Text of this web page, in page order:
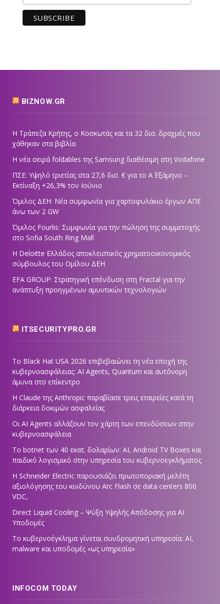
BIZNOW.GR
Η Τράπεζα Κρήτης, ο Κοσκωτάς και τα 32 δισ. δραχμές που
χάθηκαν στα βιβλία
Η νέα σειρά foldables της Samsung διαθέσιμη στη Vodafone
ΠΣΕ: Υψηλό τριετίας στα 27,6 δισ. € για το Α΄ Εξάμηνο –
Εκτίναξη +26,3% τον Ιούνιο
Όμιλος ΔΕΗ: Νέα συμφωνία για χαρτοφυλάκιο έργων ΑΠΕ
άνω των 2 GW
Όμιλος Fourlis: Συμφωνία για την πώληση της συμμετοχής
στο Sofia South Ring Mall
Η Deloitte Ελλάδος αποκλειστικός χρηματοοικονομικός
σύμβουλος του Ομίλου ΔΕΗ
EFA GROUP: Στρατηγική επένδυση στη Fractal για την
ανάπτυξη προηγμένων αμυντικών τεχνολογιών
ITSECURITYPRO.GR
Το Black Hat USA 2026 επιβεβαιώνει τη νέα εποχή της
κυβερνοασφάλειας: AI Agents, Quantum και αυτόνομη
άμυνα στο επίκεντρο
Η Claude της Anthropic παραβίασε τρεις εταιρείες κατά τη
διάρκεια δοκιμών ασφαλείας
Οι AI Agents αλλάζουν τον χάρτη των επενδύσεων στην
κυβερνοασφάλεια
Το botnet των 40 εκατ. δολαρίων: AI, Android TV Boxes και
παιδικό λογισμικό στην υπηρεσία του κυβερνοεγκλήματος
Η Schneider Electric παρουσιάζει πρωτοποριακή μελέτη
αξιολόγησης του κινδύνου Arc Flash σε data centers 800
VDC,
Direct Liquid Cooling – Ψύξη Υψηλής Απόδοσης για AI
Υποδομές
Το κυβερνοέγκλημα γίνεται συνδρομητική υπηρεσία: AI,
malware και υποδομές «ως υπηρεσία»
INFOCOM TODAY